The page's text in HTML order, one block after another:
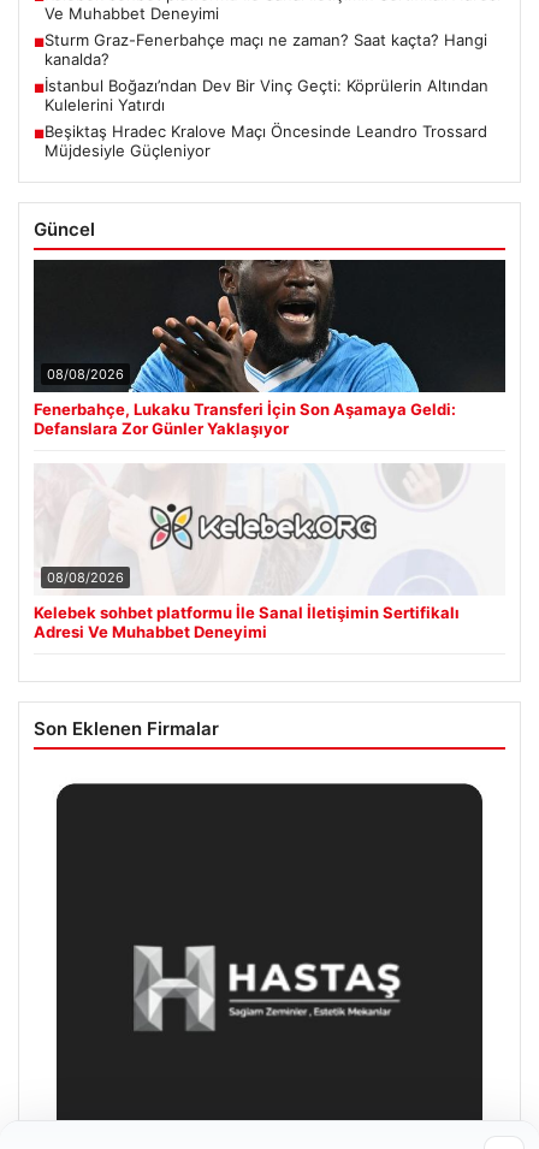
Ve Muhabbet Deneyimi
■Sturm Graz-Fenerbahçe maçı ne zaman? Saat kaçta? Hangi
kanalda?
■İstanbul Boğazı’ndan Dev Bir Vinç Geçti: Köprülerin Altından
Kulelerini Yatırdı
■Beşiktaş Hradec Kralove Maçı Öncesinde Leandro Trossard
Müjdesiyle Güçleniyor
Güncel
08/08/2026
Fenerbahçe, Lukaku Transferi İçin Son Aşamaya Geldi:
Defanslara Zor Günler Yaklaşıyor
08/08/2026
Kelebek sohbet platformu İle Sanal İletişimin Sertifikalı
Adresi Ve Muhabbet Deneyimi
Son Eklenen Firmalar